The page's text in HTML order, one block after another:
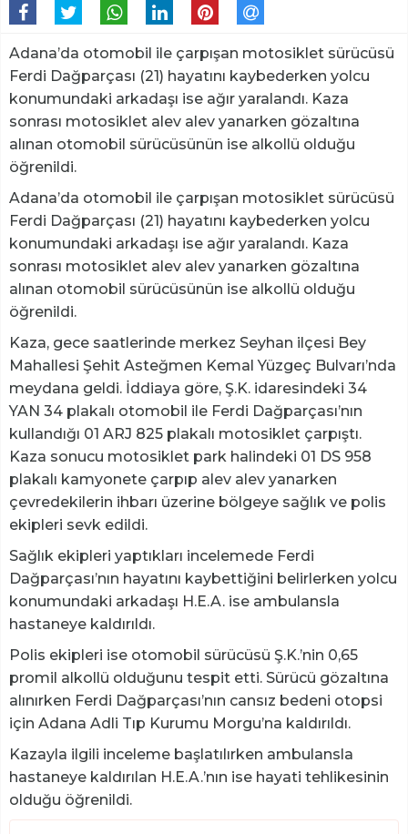
Adana’da otomobil ile çarpışan motosiklet sürücüsü
Ferdi Dağparçası (21) hayatını kaybederken yolcu
konumundaki arkadaşı ise ağır yaralandı. Kaza
sonrası motosiklet alev alev yanarken gözaltına
alınan otomobil sürücüsünün ise alkollü olduğu
öğrenildi.
Adana’da otomobil ile çarpışan motosiklet sürücüsü
Ferdi Dağparçası (21) hayatını kaybederken yolcu
konumundaki arkadaşı ise ağır yaralandı. Kaza
sonrası motosiklet alev alev yanarken gözaltına
alınan otomobil sürücüsünün ise alkollü olduğu
öğrenildi.
Kaza, gece saatlerinde merkez Seyhan ilçesi Bey
Mahallesi Şehit Asteğmen Kemal Yüzgeç Bulvarı’nda
meydana geldi. İddiaya göre, Ş.K. idaresindeki 34
YAN 34 plakalı otomobil ile Ferdi Dağparçası’nın
kullandığı 01 ARJ 825 plakalı motosiklet çarpıştı.
Kaza sonucu motosiklet park halindeki 01 DS 958
plakalı kamyonete çarpıp alev alev yanarken
çevredekilerin ihbarı üzerine bölgeye sağlık ve polis
ekipleri sevk edildi.
Sağlık ekipleri yaptıkları incelemede Ferdi
Dağparçası’nın hayatını kaybettiğini belirlerken yolcu
konumundaki arkadaşı H.E.A. ise ambulansla
hastaneye kaldırıldı.
Polis ekipleri ise otomobil sürücüsü Ş.K.’nin 0,65
promil alkollü olduğunu tespit etti. Sürücü gözaltına
alınırken Ferdi Dağparçası’nın cansız bedeni otopsi
için Adana Adli Tıp Kurumu Morgu’na kaldırıldı.
Kazayla ilgili inceleme başlatılırken ambulansla
hastaneye kaldırılan H.E.A.’nın ise hayati tehlikesinin
olduğu öğrenildi.